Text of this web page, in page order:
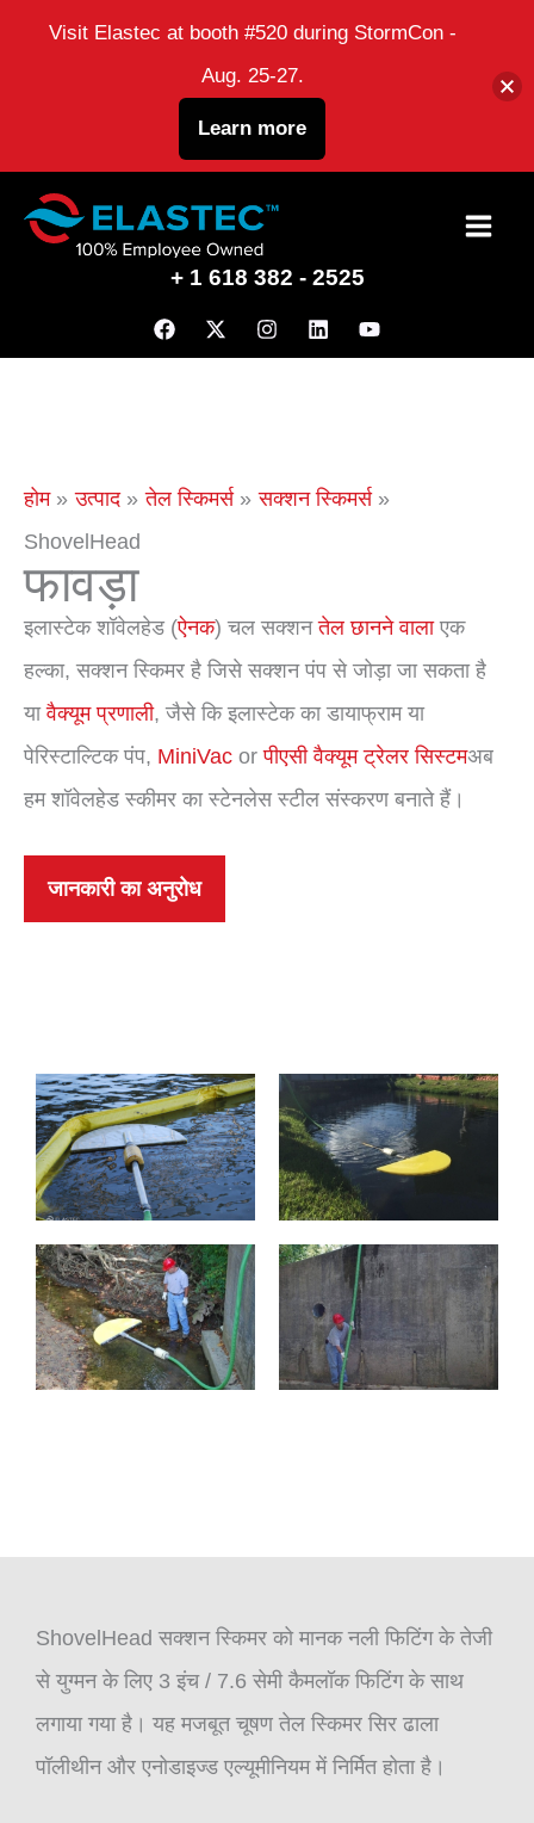
छोड़कर
बढ़ने
+ 1 618 382 - 2525
होम उत्पाद तेल स्किमर्स
सक्शन स्किमर्स
ShovelHead
फावड़ा
इलास्टेक शॉवेलहेड (ऐनक) चल सक्शनतेल छानने वालाएक
हल्का, सक्शन स्किमर है जिसे सक्शन पंप से जोड़ा जा सकता है
यावैक्यूम प्रणाली, जैसे कि इलास्टेक का डायाफ्राम या
पेरिस्टाल्टिक पंप, MiniVac orपीएसी वैक्यूम ट्रेलर सिस्टमअब
हम शॉवेलहेड स्कीमर का स्टेनलेस स्टील संस्करण बनाते हैं।
जानकारी का अनुरोध
ShovelHead सक्शन स्किमर को मानक नली फिटिंग के तेजी
से युग्मन के लिए 3 इंच / 7.6 सेमी कैमलॉक फिटिंग के साथ
लगाया गया है। यह मजबूत चूषण तेल स्किमर सिर ढाला
पॉलीथीन और एनोडाइज्ड एल्यूमीनियम में निर्मित होता है।
Visit Elastec at booth #520 during StormCon -
Aug. 25-27.
Learn more